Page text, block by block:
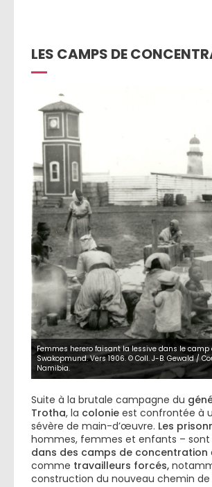
LES CAMPS DE
Femmes herero faisant la lessive dans le
Swakopmund. Vers 1906. © Coll. J-B. Gewald /
Namibia.
Suite à la brutale campagne du
Trotha, la colonie est confrontée à
sévère de main-d’œuvre. Les
hommes, femmes et enfants – sont
dans des camps de concentration
comme travailleurs forcés,
construction du nouveau chemin de